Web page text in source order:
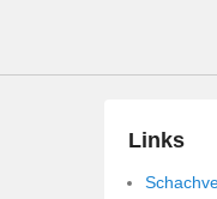
Links